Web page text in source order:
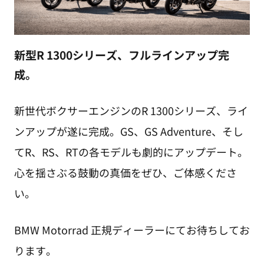
新型R 1300シリーズ、フルラインアップ完
成。
新世代ボクサーエンジンのR 1300シリーズ、ライ
ンアップが遂に完成。GS、GS Adventure、そし
てR、RS、RTの各モデルも劇的にアップデート。
心を揺さぶる鼓動の真価をぜひ、ご体感くださ
い。
BMW Motorrad 正規ディーラーにてお待ちしてお
ります。